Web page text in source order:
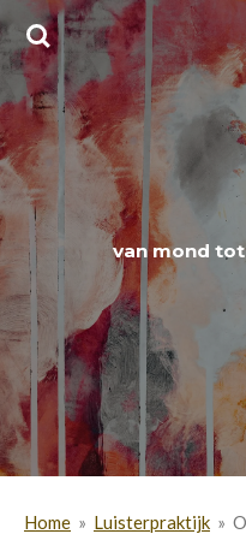
Ga
direct
naar
hoofdinhoud
van mond
Home » Luisterpraktijk »